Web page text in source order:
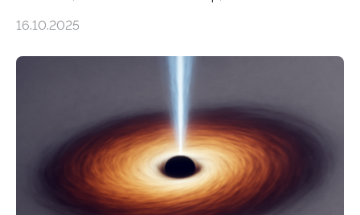
Größenordnung von Atomen gilt, deren physikalische
Quantenmotoren voranbringen. Das
Wissenschaftsjournal Science Advances veröffentlichte
die Herleitung. (DOI: 10.1126/sciadv.adw8462)
Verbrennungsmotoren oder Dampfturbinen sind
Wärmekraftmaschinen: Sie wandeln thermische
Energie in mechanische Bewegung um – oder anders
16.10.2025